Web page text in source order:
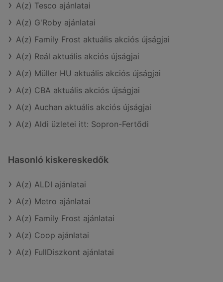
A(z) Tesco ajánlatai
A(z) G'Roby ajánlatai
A(z) Family Frost aktuális akciós újságjai
A(z) Reál aktuális akciós újságjai
A(z) Müller HU aktuális akciós újságjai
A(z) CBA aktuális akciós újságjai
A(z) Auchan aktuális akciós újságjai
A(z) Aldi üzletei itt: Sopron-Fertődi
Hasonló kiskereskedők
A(z) ALDI ajánlatai
A(z) Metro ajánlatai
A(z) Family Frost ajánlatai
A(z) Coop ajánlatai
A(z) FullDiszkont ajánlatai